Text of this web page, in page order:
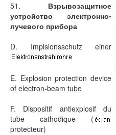
51. Взрывозащитное
устройство электронно-
лучевого прибора
D. Implsionsschutz einer
E. Explosion protection device
of electron-beam tube
F. Dispositif antiexplosif du
tube cathodique (
protecteur)